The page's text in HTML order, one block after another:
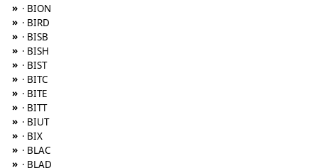
» · BION
» · BIRD
» · BISB
» · BISH
» · BIST
» · BITC
» · BITE
» · BITT
» · BIUT
» · BIX
» · BLAC
» · BLAD